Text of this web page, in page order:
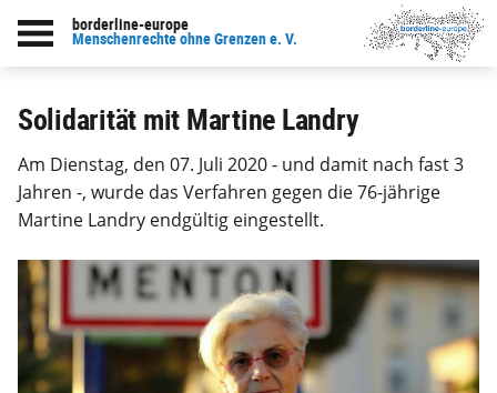
borderline-europe
Menschenrechte ohne Grenzen e. V.
zur Übersicht: Unsere Arbeit
Solidarität mit Martine Landry
Am Dienstag, den 07. Juli 2020 - und damit nach fast 3
Jahren -, wurde das Verfahren gegen die 76-jährige
Martine Landry endgültig eingestellt.